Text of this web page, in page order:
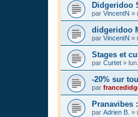
Didgeridoo
par VincentN »
didgeridoo
par VincentN »
Stages et
par Curtet »
-20% sur
par
Pranavibes
par Adrien B. »